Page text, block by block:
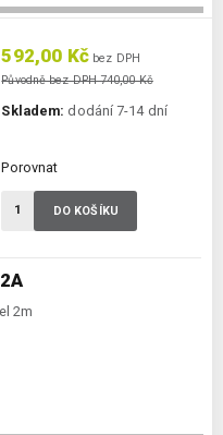
2m
592,00 Kč bez DPH
Původně bez DPH 740,00 Kč
Skladem: dodání 7-14 dní
Porovnat
DO KOŠÍKU